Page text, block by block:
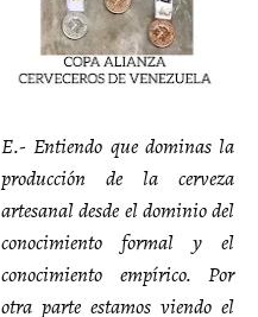
E.- Entiendo que dominas la
producción de la cerveza
artesanal desde el dominio del
conocimiento formal y el
conocimiento empírico. Por
otra parte estamos viendo el